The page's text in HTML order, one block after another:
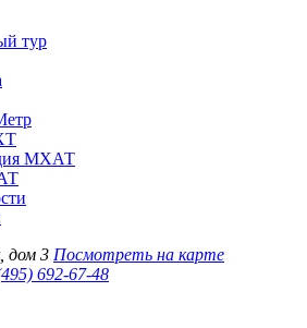
тур
МХАТ
дом 3 Посмотреть на карте
692-67-48‬